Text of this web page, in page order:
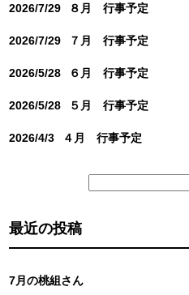
2026/7/29 ８月 行事予定
2026/7/29 ７月 行事予定
2026/5/28 ６月 行事予定
2026/5/28 ５月 行事予定
2026/4/3 ４月 行事予定
最近の投稿
7月の桃組さん